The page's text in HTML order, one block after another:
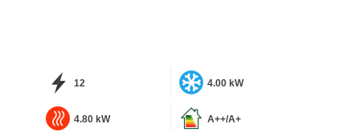
12 4.00 kW
4.80 kW A++/A+